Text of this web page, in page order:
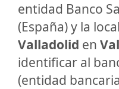
entidad Banco
(España) y la
Valladolid en
identificar al
(entidad bancaria